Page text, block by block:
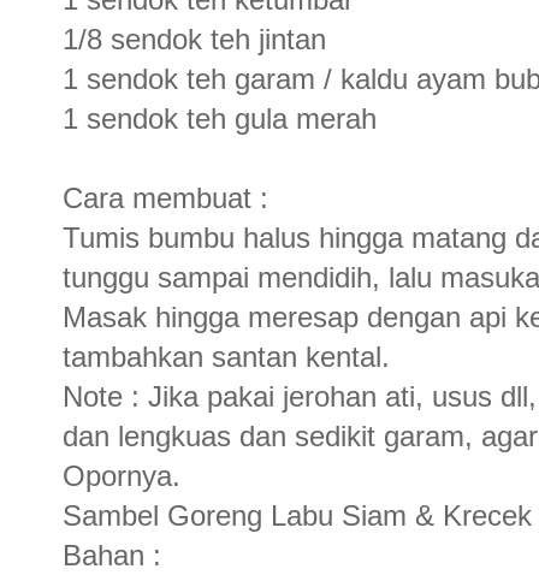
1/8 sendok teh jintan
1 sendok teh garam / kaldu ayam
1 sendok teh gula merah
Cara membuat :
Tumis bumbu halus hingga matang
tunggu sampai mendidih, lalu
Masak hingga meresap dengan api
tambahkan santan kental.
Note : Jika pakai jerohan ati, usus
dan lengkuas dan sedikit garam,
Opornya.
Sambel Goreng Labu Siam & Krecek
Bahan :